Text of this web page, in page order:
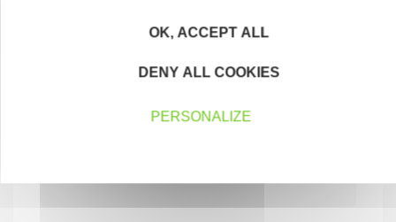
GST TRANSPORTS
OK, ACCEPT ALL
DENY ALL COOKIES
PERSONALIZE